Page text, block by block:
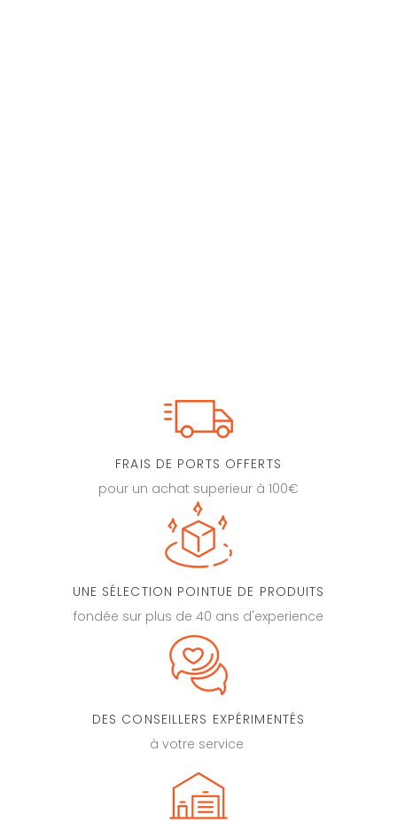
FRAIS DE PORTS OFFERTS
pour un achat superieur à 100€
UNE SÉLECTION POINTUE DE PRODUITS
fondée sur plus de 40 ans d'experience
DES CONSEILLERS EXPÉRIMENTÉS
à votre service